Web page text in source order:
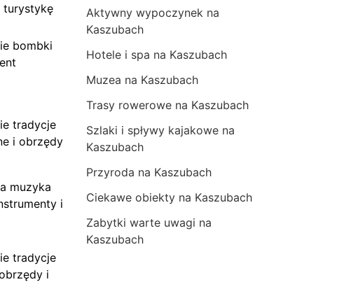
turystykę
bombki
tradycje
i obrzędy
muzyka
i
tradycje
i
Aktywny wypoczynek na
Kaszubach
Hotele i spa na Kaszubach
Muzea na Kaszubach
Trasy rowerowe na Kaszubach
Szlaki i spływy kajakowe na
Kaszubach
Przyroda na Kaszubach
Ciekawe obiekty na Kaszubach
Zabytki warte uwagi na
Kaszubach